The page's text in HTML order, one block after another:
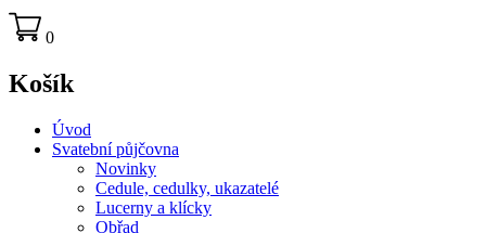
0
Košík
Úvod
Svatební půjčovna
Novinky
Cedule, cedulky, ukazatelé
Lucerny a klícky
Obřad